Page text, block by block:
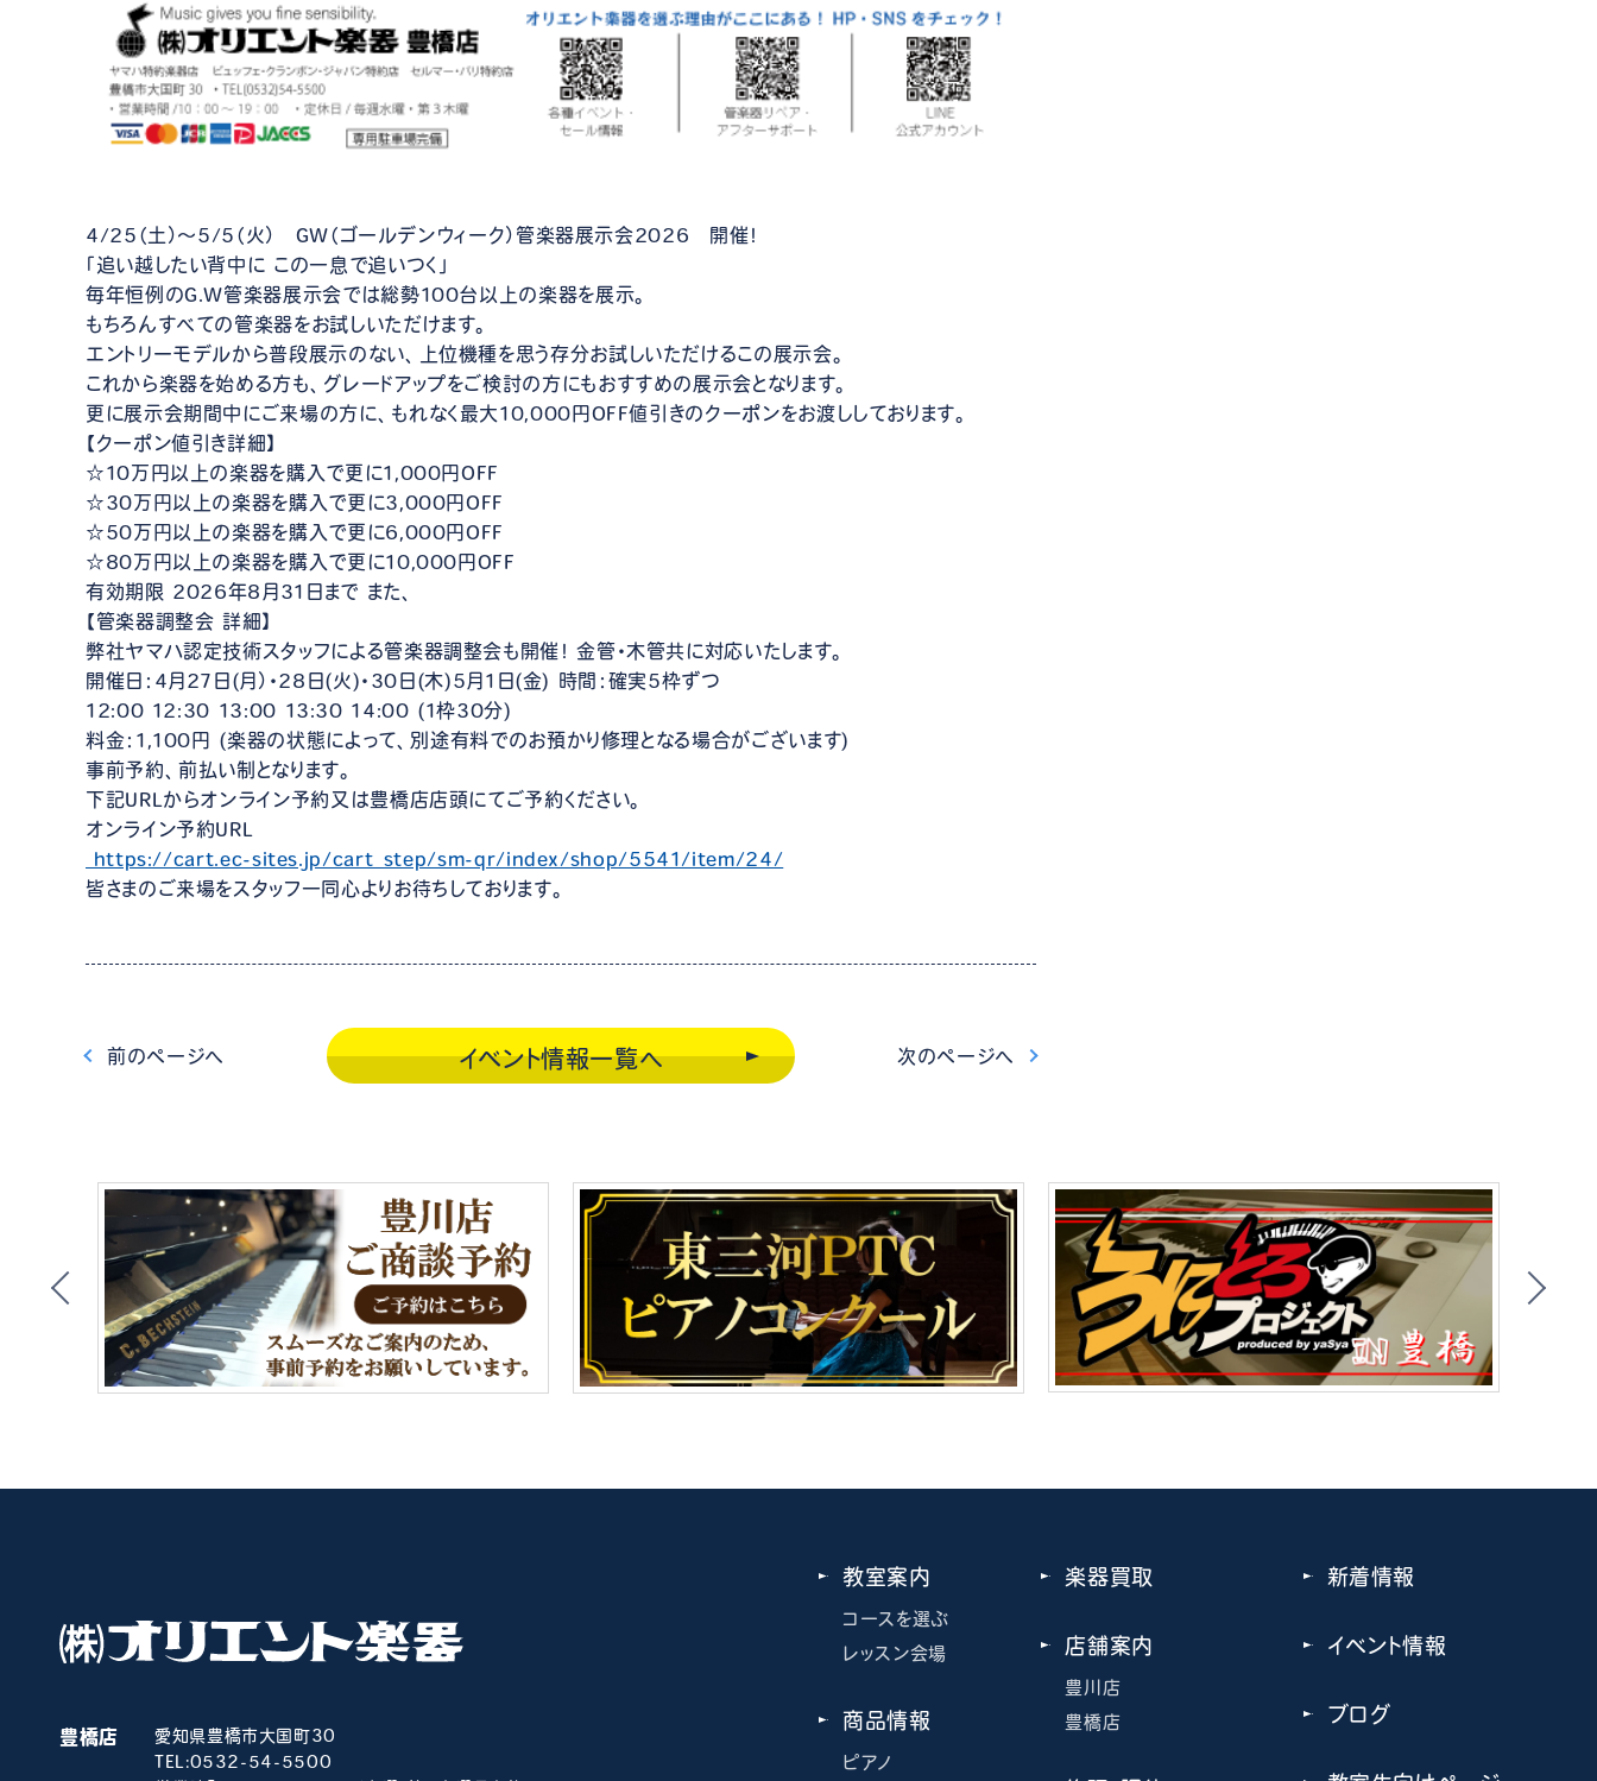
4/25（土）～5/5（火） GW（ゴールデンウィーク）管楽器展示会2026 開催！
「追い越したい背中に この一息で追いつく」
毎年恒例のG.W管楽器展示会では総勢100台以上の楽器を展示。
もちろんすべての管楽器をお試しいただけます。
エントリーモデルから普段展示のない、上位機種を思う存分お試しいただけるこの展示会。
これから楽器を始める方も、グレードアップをご検討の方にもおすすめの展示会となります。
更に展示会期間中にご来場の方に、もれなく最大10,000円OFF値引きのクーポンをお渡ししております。
【クーポン値引き詳細】
☆10万円以上の楽器を購入で更に1,000円OFF
☆30万円以上の楽器を購入で更に3,000円OFF
☆50万円以上の楽器を購入で更に6,000円OFF
☆80万円以上の楽器を購入で更に10,000円OFF
有効期限 2026年8月31日まで また、
【管楽器調整会 詳細】
弊社ヤマハ認定技術スタッフによる管楽器調整会も開催！ 金管・木管共に対応いたします。
開催日：4月27日(月）・28日(火)・30日(木)5月1日(金) 時間：確実5枠ずつ
12:00 12:30 13:00 13:30 14:00 (1枠30分)
料金：1,100円 (楽器の状態によって、別途有料でのお預かり修理となる場合がございます)
事前予約、前払い制となります。
下記URLからオンライン予約又は豊橋店店頭にてご予約ください。
オンライン予約URL
https://cart.ec-sites.jp/cart_step/sm-qr/index/shop/5541/item/24/
皆さまのご来場をスタッフ一同心よりお待ちしております。
前のページへ イベント情報一覧へ 次のページへ
豊橋店
愛知県豊橋市大国町30
TEL:0532-54-5500
教室案内
コースを選ぶ
レッスン会場
商品情報
ピアノ
楽器買取
店舗案内
豊川店
豊橋店
新着情報
イベント情報
ブログ